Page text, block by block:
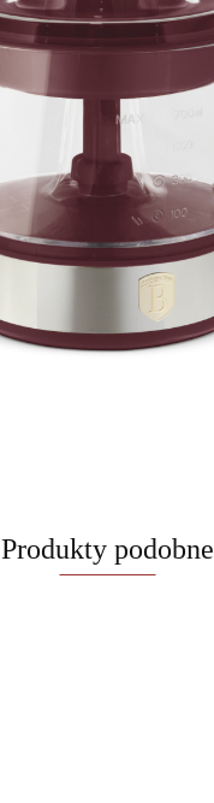
Produkty podobne